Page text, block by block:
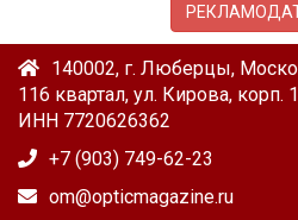
140002, г. Люберцы,
116 квартал, ул. Кирова, корп.
ИНН 7720626362
+7 (903) 749-62-23
om@opticmagazine.ru